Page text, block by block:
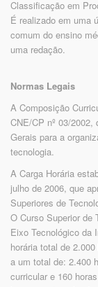
Classificação em
É realizado em uma
comum do ensino
uma redação.
Normas Legais
A Composição
CNE/CP nº 03/
Gerais para a
tecnologia.
A Carga Horária
julho de 2006, que
Superiores de
O Curso Superior de
Eixo Tecnológico da
horária total de
a um total de: 2.400
curricular e 160